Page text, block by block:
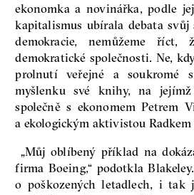
ekonomka a novinářka, podle
kapitalismus ubírala debata svůj
demokracie, nemůžeme
demokratické společnosti. Ne,
prolnutí veřejné a soukromé
myšlenku své knihy, na jejímž
společně s ekonomem Petrem
a ekologickým aktivistou
„Můj oblíbený příklad na
firma Boeing,“ podotkla
o poškozených letadlech, i tak